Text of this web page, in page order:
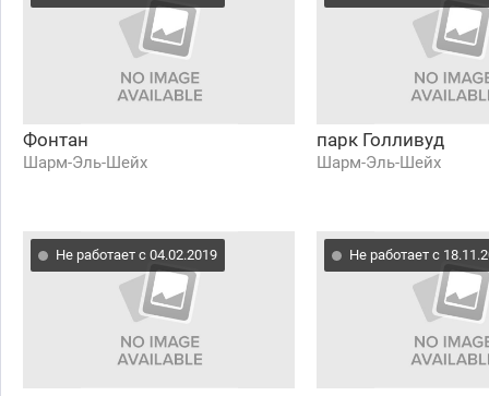
Фонтан
Шарм-Эль-Шейх
парк Голливуд
Шарм-Эль-Шейх
Не работает с 04.02.2019 Не работает с